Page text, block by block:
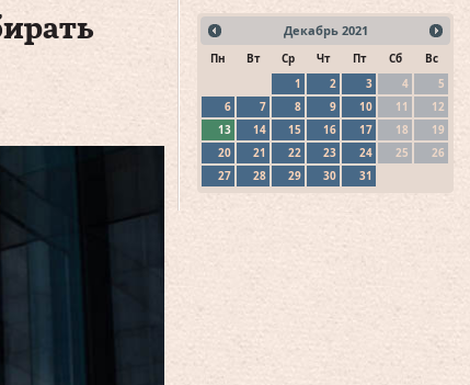
Декабрь 2021
Пн Вт Ср Чт Пт Сб
Вс
1
2 3 4
5
6
7 8 9 10 11
12
13
14 15 16 17 18
19
20
21 22 23 24 25
26
27
28 29 30 31